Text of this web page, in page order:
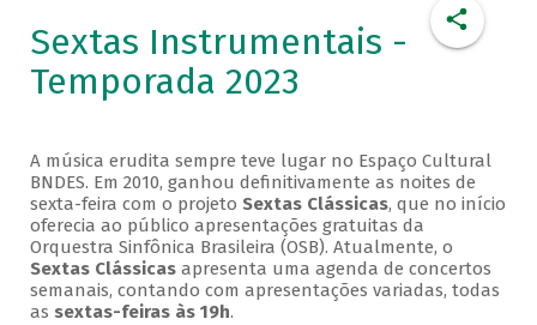
Sextas Instrumentais -
Temporada 2023
A música erudita sempre teve lugar no Espaço Cultural
BNDES. Em 2010, ganhou definitivamente as noites de
sexta-feira com o projeto Sextas Clássicas, que no início
oferecia ao público apresentações gratuitas da
Orquestra Sinfônica Brasileira (OSB). Atualmente, o
Sextas Clássicasapresenta uma agenda de concertos
semanais, contando com apresentações variadas, todas
as sextas-feiras às 19h.